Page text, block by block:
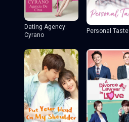
Dating Agency:
Cyrano
Personal Taste